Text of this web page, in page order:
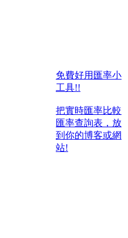
免費好用匯率小
工具!!
把實時匯率比較
匯率查詢表，放
到你的博客或網
站!